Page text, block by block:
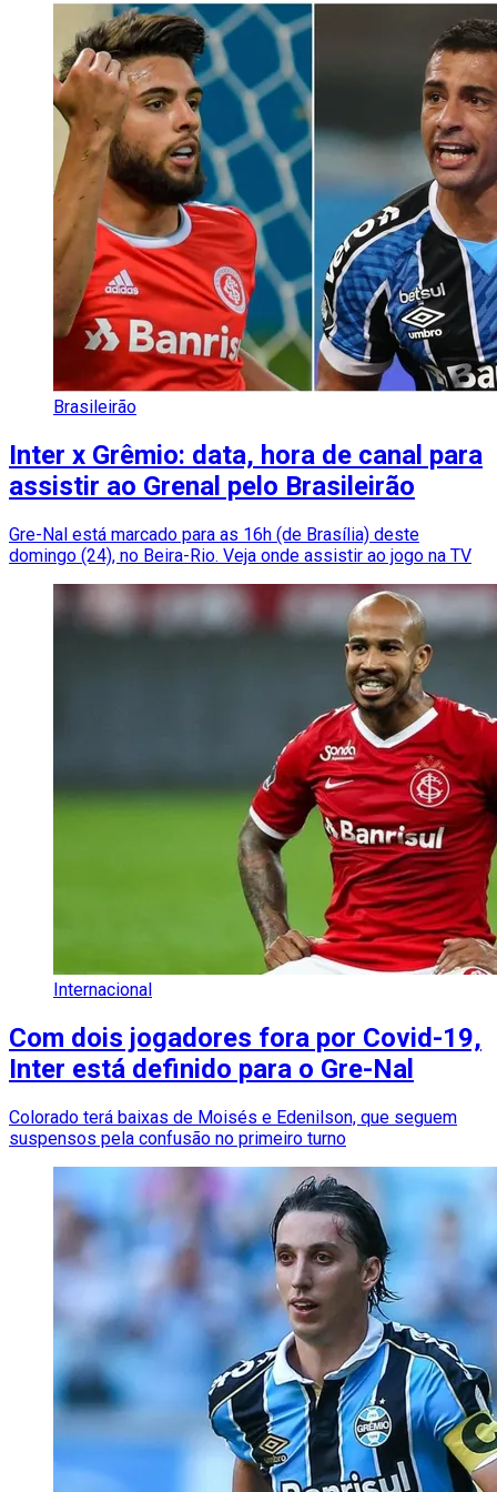
Brasileirão
Inter x Grêmio: data, hora de canal para
assistir ao Grenal pelo Brasileirão
Gre-Nal está marcado para as 16h (de Brasília) deste
domingo (24), no Beira-Rio. Veja onde assistir ao jogo na TV
Internacional
Com dois jogadores fora por Covid-19,
Inter está definido para o Gre-Nal
Colorado terá baixas de Moisés e Edenilson, que seguem
suspensos pela confusão no primeiro turno